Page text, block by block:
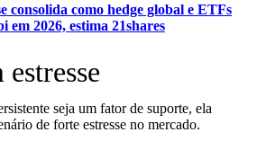
consolida como hedge global e ETFs
em 2026, estima 21shares
seja um fator de suporte, ela
de forte estresse no mercado.